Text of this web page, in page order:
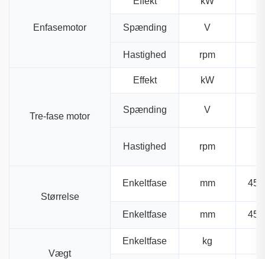
Enfasemotor Spænding V
Hastighed rpm
Tre-fase motor
Effekt kW
Spænding V
Hastighed rpm
Størrelse
Enkeltfase mm
Enkeltfase mm
Vægt
Enkeltfase kg